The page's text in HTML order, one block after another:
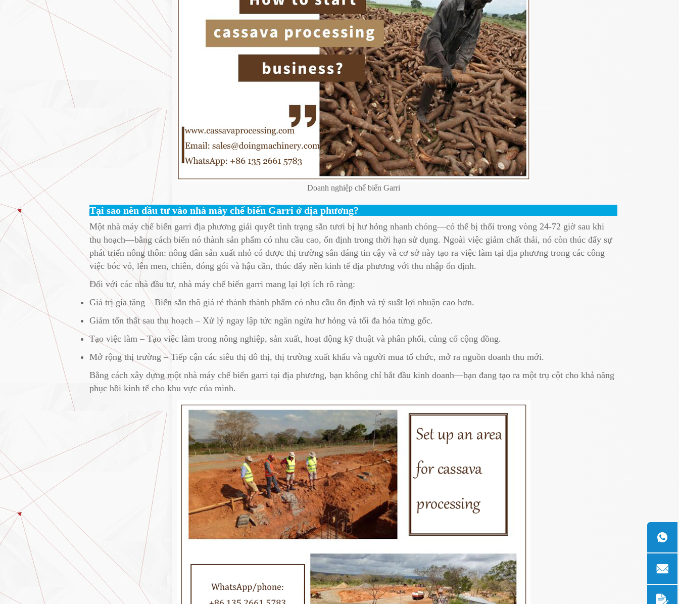
Doanh nghiệp chế biến Garri
Tại sao nên đầu tư vào nhà máy chế biến Garri ở địa phương?
Một nhà máy chế biến garri địa phương giải quyết tình trạng sắn tươi bị hư hỏng nhanh chóng—có thể bị thối trong vòng 24-72 giờ sau khi
thu hoạch—bằng cách biến nó thành sản phẩm có nhu cầu cao, ổn định trong thời hạn sử dụng. Ngoài việc giảm chất thải, nó còn thúc đẩy sự
phát triển nông thôn: nông dân sản xuất nhỏ có được thị trường sắn đáng tin cậy và cơ sở này tạo ra việc làm tại địa phương trong các công
việc bóc vỏ, lên men, chiên, đóng gói và hậu cần, thúc đẩy nền kinh tế địa phương với thu nhập ổn định.
Đối với các nhà đầu tư, nhà máy chế biến garri mang lại lợi ích rõ ràng:
Giá trị gia tăng – Biến sắn thô giá rẻ thành thành phẩm có nhu cầu ổn định và tỷ suất lợi nhuận cao hơn.
Giảm tổn thất sau thu hoạch – Xử lý ngay lập tức ngăn ngừa hư hỏng và tối đa hóa từng gốc.
Tạo việc làm – Tạo việc làm trong nông nghiệp, sản xuất, hoạt động kỹ thuật và phân phối, củng cố cộng đồng.
Mở rộng thị trường – Tiếp cận các siêu thị đô thị, thị trường xuất khẩu và người mua tổ chức, mở ra nguồn doanh thu mới.
Bằng cách xây dựng một nhà máy chế biến garri tại địa phương, bạn không chỉ bắt đầu kinh doanh—bạn đang tạo ra một trụ cột cho khả năng
phục hồi kinh tế cho khu vực của mình.